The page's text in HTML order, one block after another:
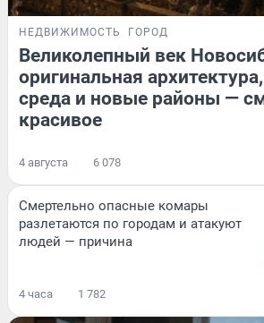
НЕДВИЖИМОСТЬ ГОРОД
Великолепный век
оригинальная
среда и новые районы —
красивое
4 августа 6 078
Смертельно опасные комары
разлетаются по городам и атакуют
людей — причина
4 часа 1 782